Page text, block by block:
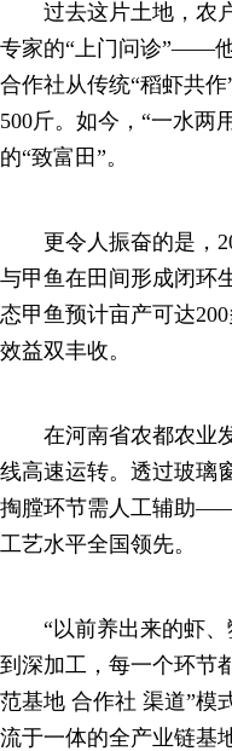
过去这片土地，农户
专家的“上门问诊”——
合作社从传统“稻虾共
500斤。如今，“一水两
的“致富田”。
更令人振奋的是，
与甲鱼在田间形成闭环
态甲鱼预计亩产可达
效益双丰收。
在河南省农都农业发
线高速运转。透过玻璃
掏膛环节需人工辅助
工艺水平全国领先。
“以前养出来的虾、
到深加工，每一个环节
范基地 合作社 渠道”模
流于一体的全产业链基